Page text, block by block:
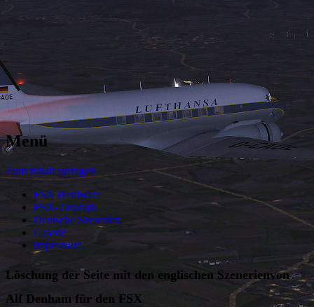
Menü
Zum Inhalt springen
FSX Hardware
FSX-Tutorials
Deutsche Szenerien
Galerie
Impressum
Löschung der Seite mit den englischen Szenerienvon
Alf Denham für den FSX